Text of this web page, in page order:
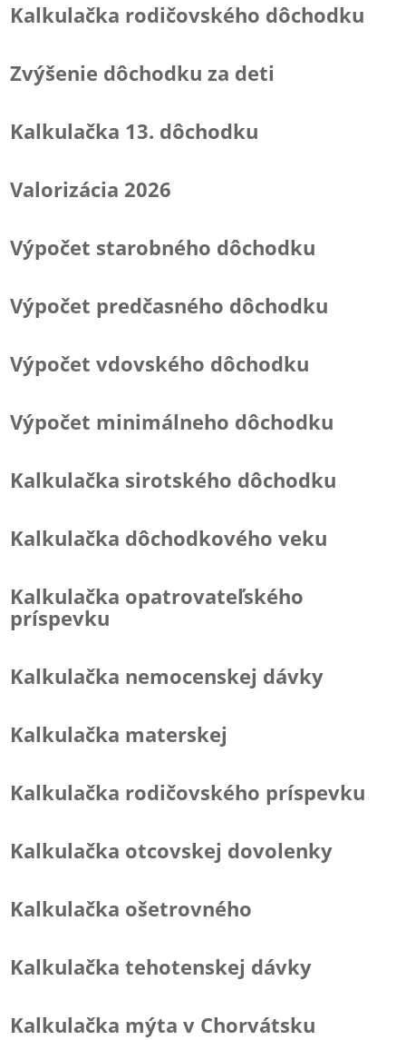
Kalkulačka rodičovského dôchodku
Zvýšenie dôchodku za deti
Kalkulačka 13. dôchodku
Valorizácia 2026
Výpočet starobného dôchodku
Výpočet predčasného dôchodku
Výpočet vdovského dôchodku
Výpočet minimálneho dôchodku
Kalkulačka sirotského dôchodku
Kalkulačka dôchodkového veku
Kalkulačka opatrovateľského
príspevku
Kalkulačka nemocenskej dávky
Kalkulačka materskej
Kalkulačka rodičovského príspevku
Kalkulačka otcovskej dovolenky
Kalkulačka ošetrovného
Kalkulačka tehotenskej dávky
Kalkulačka mýta v Chorvátsku